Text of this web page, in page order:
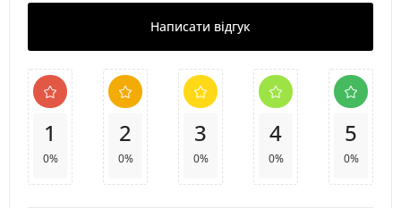
Написати відгук
1
0%
2
0%
3
0%
4
0%
5
0%